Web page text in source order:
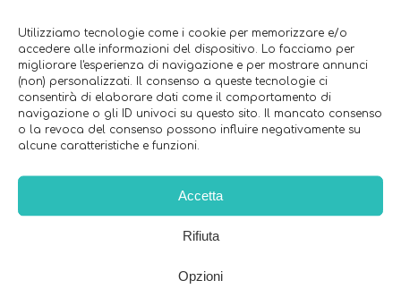
Utilizziamo tecnologie come i cookie per memorizzare e/o
accedere alle informazioni del dispositivo. Lo facciamo per
migliorare l'esperienza di navigazione e per mostrare annunci
(non) personalizzati. Il consenso a queste tecnologie ci
consentirà di elaborare dati come il comportamento di
navigazione o gli ID univoci su questo sito. Il mancato consenso
o la revoca del consenso possono influire negativamente su
alcune caratteristiche e funzioni.
Accetta
Rifiuta
Opzioni
prima cosa che si può vedere sul
suo profilo digitale sono le
informazioni sul proprietario.
Funzioni: